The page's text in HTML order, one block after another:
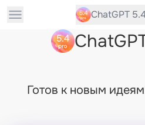
ChatGPT
Готов к новым